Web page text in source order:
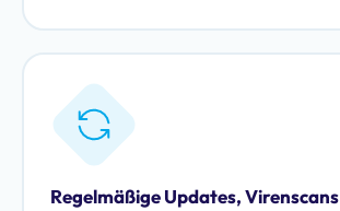
Regelmäßige Updates,